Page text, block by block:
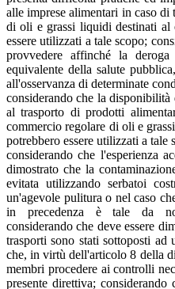
alle imprese alimentari in caso
di oli e grassi liquidi destinati al
essere utilizzati a tale scopo;
provvedere affinché la
equivalente della salute
all'osservanza di determinate
considerando che la
al trasporto di prodotti
commercio regolare di oli e
potrebbero essere utilizzati a tale
considerando che l'esperienza
dimostrato che la
evitata utilizzando serbatoi
un'agevole pulitura o nel caso
in precedenza è tale da
considerando che deve essere
trasporti sono stati sottoposti ad
che, in virtù dell'articolo 8 della
membri procedere ai controlli
presente direttiva; considerando